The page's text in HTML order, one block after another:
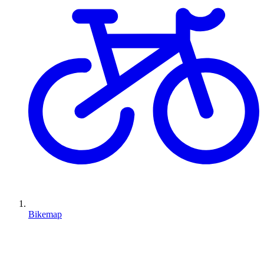
Bikemap